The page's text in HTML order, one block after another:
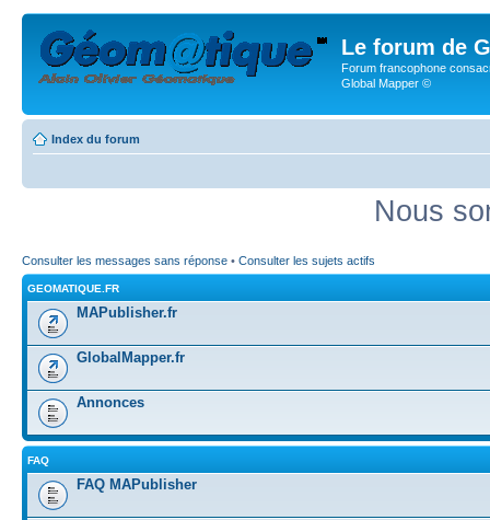
Le forum de
Forum francophone
Global Mapper ©
Index du forum
Nous
Consulter les messages sans réponse • Consulter les sujets actifs
GEOMATIQUE.FR
MAPublisher.fr
GlobalMapper.fr
Annonces
FAQ
FAQ MAPublisher